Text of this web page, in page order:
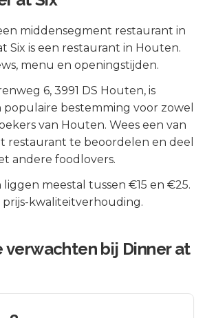
middensegment restaurant in
Six is een restaurant in Houten.
menu en openingstijden.
6, 3991 DS Houten, is
populaire bestemming voor zowel
van Houten. Wees een van
restaurant te beoordelen en deel
andere foodlovers.
meestal tussen €15 en €25.
kwaliteitverhouding.
verwachten bij Dinner at